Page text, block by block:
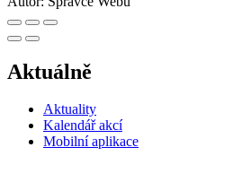
Aktuálně
Aktuality
Kalendář akcí
Mobilní aplikace